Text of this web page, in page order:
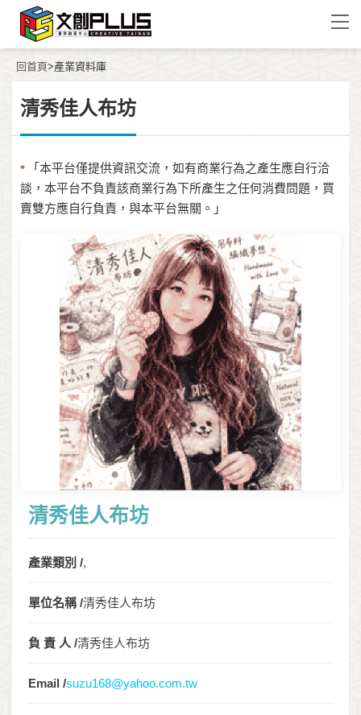
回首頁>產業資料庫
清秀佳人布坊
*
「本平台僅提供資訊交流，如有商業行為之產生應自行洽
談，本平台不負責該商業行為下所產生之任何消費問題，買
賣雙方應自行負責，與本平台無關。」
清秀佳人布坊
產業類別 /,
單位名稱 /清秀佳人布坊
負 責 人 /清秀佳人布坊
Email /suzu168@yahoo.com.tw